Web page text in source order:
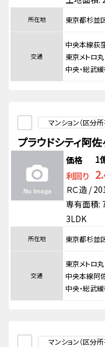
所在地 東京都杉並
交通
中央本線荻
東京メトロ
中央・総武
マンション（区分所
プラウドシティ阿
価格
1
利回り
ＲＣ造 /
専有面積:
3LDK
所在地 東京都杉並
交通
東京メトロ
中央本線阿
中央・総武
マンション（区分所